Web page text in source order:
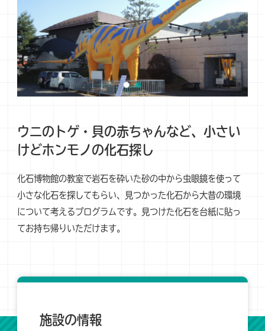
ウニのトゲ・貝の赤ちゃんなど、小さい
けどホンモノの化石探し
化石博物館の教室で岩石を砕いた砂の中から虫眼鏡を使って
小さな化石を探してもらい、見つかった化石から大昔の環境
について考えるプログラムです。見つけた化石を台紙に貼っ
てお持ち帰りいただけます。
施設の情報